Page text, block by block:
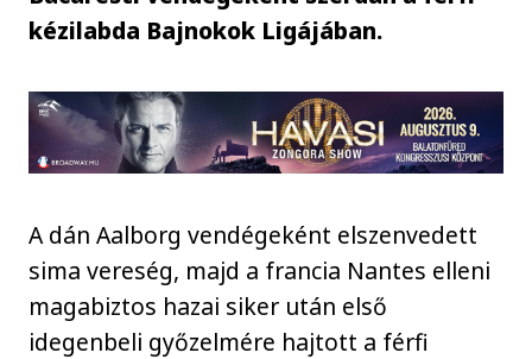
kézilabda Bajnokok Ligájában.
A dán Aalborg vendégeként elszenvedett
sima vereség, majd a francia Nantes elleni
magabiztos hazai siker után első
idegenbeli győzelmére hajtott a férfi